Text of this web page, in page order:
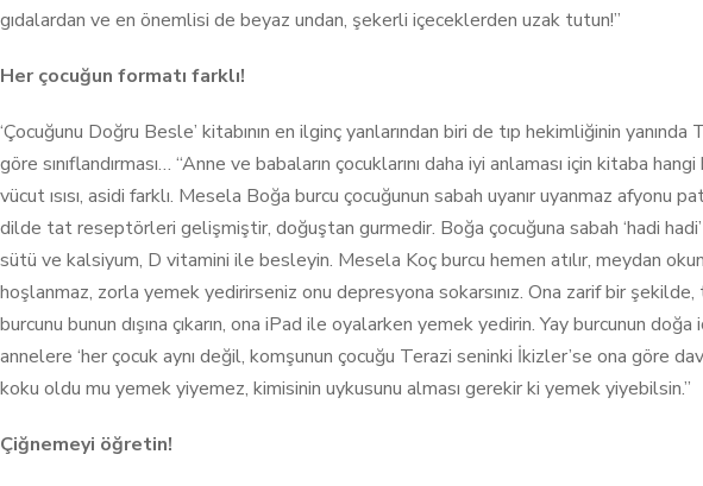
gıdalardan ve en önemlisi de beyaz undan, şekerli içeceklerden uzak tutun!”
Her çocuğun formatı farklı!
‘Çocuğunu Doğru Besle’ kitabının en ilginç yanlarından biri de tıp hekimliğinin
göre sınıflandırması… “Anne ve babaların çocuklarını daha iyi anlaması için kitaba
vücut ısısı, asidi farklı. Mesela Boğa burcu çocuğunun sabah uyanır uyanmaz afyonu
dilde tat reseptörleri gelişmiştir, doğuştan gurmedir. Boğa çocuğuna sabah ‘hadi
sütü ve kalsiyum, D vitamini ile besleyin. Mesela Koç burcu hemen atılır, meydan
hoşlanmaz, zorla yemek yedirirseniz onu depresyona sokarsınız. Ona zarif bir
burcunu bunun dışına çıkarın, ona iPad ile oyalarken yemek yedirin. Yay burcunun doğa
annelere ‘her çocuk aynı değil, komşunun çocuğu Terazi seninki İkizler’se ona göre
koku oldu mu yemek yiyemez, kimisinin uykusunu alması gerekir ki yemek yiyebilsin.”
Çiğnemeyi öğretin!